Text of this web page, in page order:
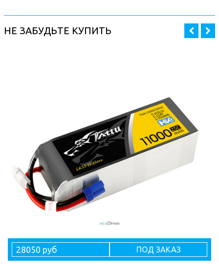
НЕ ЗАБУДЬТЕ КУПИТЬ
28050 руб ПОД ЗАКАЗ